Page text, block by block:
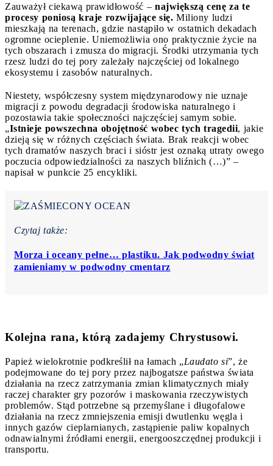
Zauważył ciekawą prawidłowość – największą cenę za te
procesy poniosą kraje rozwijające się. Miliony ludzi
mieszkają na terenach, gdzie nastąpiło w ostatnich dekadach
ogromne ocieplenie. Uniemożliwia ono praktycznie życie na
tych obszarach i zmusza do migracji. Środki utrzymania tych
rzesz ludzi do tej pory zależały najczęściej od lokalnego
ekosystemu i zasobów naturalnych.
Niestety, współczesny system międzynarodowy nie uznaje
migracji z powodu degradacji środowiska naturalnego i
pozostawia takie społeczności najczęściej samym sobie.
„Istnieje powszechna obojętność wobec tych tragedii, jakie
dzieją się w różnych częściach świata. Brak reakcji wobec
tych dramatów naszych braci i sióstr jest oznaką utraty owego
poczucia odpowiedzialności za naszych bliźnich (…)” –
napisał w punkcie 25 encykliki.
Czytaj także:
Morza i oceany pełne… plastiku. Jak podwodny świat
zamieniamy w podwodny cmentarz
Kolejna rana, którą zadajemy Chrystusowi.
Papież wielokrotnie podkreślił na łamach „Laudato si”, że
podejmowane do tej pory przez najbogatsze państwa świata
działania na rzecz zatrzymania zmian klimatycznych miały
raczej charakter gry pozorów i maskowania rzeczywistych
problemów. Stąd potrzebne są przemyślane i długofalowe
działania na rzecz zmniejszenia emisji dwutlenku węgla i
innych gazów cieplarnianych, zastąpienie paliw kopalnych
odnawialnymi źródłami energii, energooszczędnej produkcji i
transportu.